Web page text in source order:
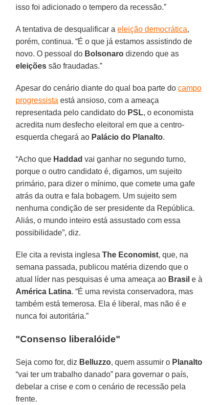
isso foi adicionado o tempero da recessão.”
A tentativa de desqualificar aeleição democrática,
porém, continua. “É o que já estamos assistindo de
novo. O pessoal do Bolsonaro dizendo que as
eleições são fraudadas.”
Apesar do cenário diante do qual boa parte docampo
progressista está ansioso, com a ameaça
representada pelo candidato do PSL, o economista
acredita num desfecho eleitoral em que a centro-
esquerda chegará ao Palácio do Planalto.
“Acho que Haddad vai ganhar no segundo turno,
porque o outro candidato é, digamos, um sujeito
primário, para dizer o mínimo, que comete uma gafe
atrás da outra e fala bobagem. Um sujeito sem
nenhuma condição de ser presidente da República.
Aliás, o mundo inteiro está assustado com essa
possibilidade”, diz.
Ele cita a revista inglesaThe Economist, que, na
semana passada, publicou matéria dizendo que o
atual líder nas pesquisas é uma ameaça ao Brasil e à
América Latina. “É uma revista conservadora, mas
também está temerosa. Ela é liberal, mas não é e
nunca foi autoritária.”
"Consenso liberalóide"
Seja como for, diz Belluzzo, quem assumir o Planalto
“vai ter um trabalho danado” para governar o país,
debelar a crise e com o cenário de recessão pela
frente.